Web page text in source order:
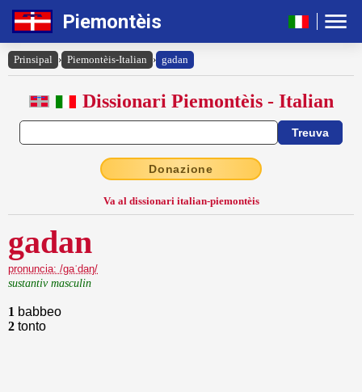
Piemontèis
Prinsipal › Piemontèis-Italian › gadan
Dissionari Piemontèis - Italian
Donazione
Va al dissionari italian-piemontèis
gadan
pronuncia: /gaˈdaŋ/
sustantiv masculin
1 babbeo
2 tonto